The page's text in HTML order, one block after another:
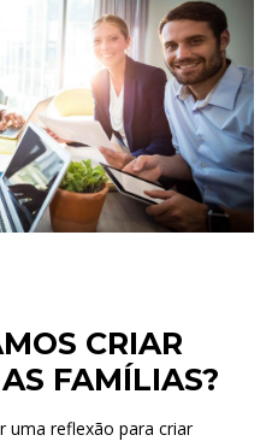
CRIAR
FAMÍLIAS?
uma reflexão para criar